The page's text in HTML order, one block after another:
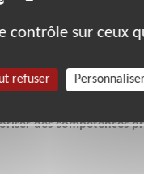
de nouvelles
des compétences
contrôle sur ceux
refuser